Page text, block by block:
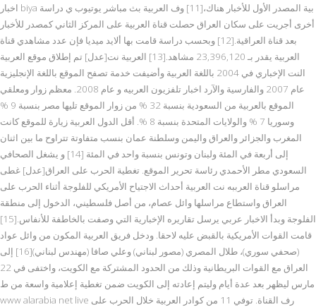
اخبار biya بية المصدر الأول للأخبار هناك،[11] وف العربية بث مباشر يوتيوب ي دراسة
أخرى أجريت على سكان العراق حصلت قناة العربية على المركز الثاني كمصدر للأخبار
بعد قناة العراقية.[12] وبحسب دراسة قامت بها ألايد ميديا فإن عدد مشاهدي قناة
العربية يقدر بـ 23,396,120 مشاهد.[13] العربية نت[عدل] تم إطلاق موقع العربية
النت الإخباري في 2004 باللغة العربية وأضيفت خدمة تصفح الموقع باللغة الإنجليزية
عام 2007 والفارسية والآرد اخبار تلفزيون العربيه و عام 2008. معظم زوار ومعلقي
الموقع بالعربية من السعودية بنسبة 32 % من زوار الموقع تليها مصر بنسبة 9 %
وسوريا 7 % والولايات المتحدة بنسبة 8 %. أقل الدول العربية زيارة للموقع كانت
المغرب والجزائر والعراق واليمن وسلطنة عمان بنسب متفاوتة تتراوح ما بين اثنان
إلى أربعة في المئة ولبنان وتونس بنسبة واحد في المئة [14] و يشغل الصحافي
السعودي مطر الأحمدي رئاسة تحرير الموقع. تغطية الحرب على العراق[عدل] غطى
مراسلو قناة العرببه نت العربية أحداث الاجتياح الأمريكي للفلوجة أثناء الحرب على
العراق واستطاع مراسلها وائل عصام، من أصل فلسطيني، الدخول إلى منطقة
الفلوجة وبدأ الاخبار عربي يرسل تقاريره الإخبارية التي وصفت بالخاطفة للأنفاس.[15]
قامت القوات الأمريكية بالقبض عليه لاحقا. ودخل فريق العربية المكون من وائل عواد
(صحفي سوري)، طلال المصري (مصور لبناني) وعلي صافا (مهندس لبناني)[16] إلى
العراق مع القوات البريطانية وذلك من الحدود المشتركة مع الكويت، واختفى في 22
مارس ليظهر بعد عدة أيام وليتم إعادته إلى الكويت ضمن تغطية إعلامية واسعة من ط
www alarabia net live رف القناة. توفي 11 من كوادر العربية خلال الحرب على